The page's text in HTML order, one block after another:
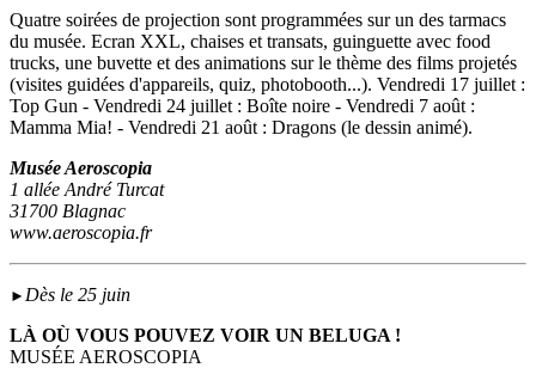
Quatre soirées de projection sont programmées sur un des tarmacs
du musée. Ecran XXL, chaises et transats, guinguette avec food
trucks, une buvette et des animations sur le thème des films projetés
(visites guidées d'appareils, quiz, photobooth...). Vendredi 17 juillet :
Top Gun - Vendredi 24 juillet : Boîte noire - Vendredi 7 août :
Mamma Mia! - Vendredi 21 août : Dragons (le dessin animé).
Musée Aeroscopia
1 allée André Turcat
31700 Blagnac
www.aeroscopia.fr
► Dès le 25 juin
LÀ OÙ VOUS POUVEZ VOIR UN BELUGA !
MUSÉE AEROSCOPIA